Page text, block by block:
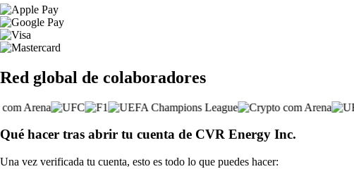
Red global de colaboradores
Qué hacer tras abrir tu cuenta de CVR Energy Inc.
Una vez verificada tu cuenta, esto es todo lo que puedes hacer: